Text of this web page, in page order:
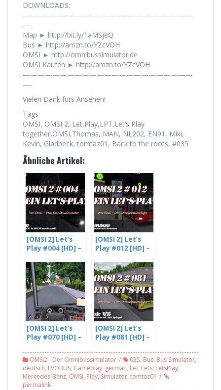
DOWNLOADS:
———————————————————————
—-
Map ► http://bit.ly/1aMSj8Q
Bus ► http://amzn.to/YZcVOH
OMSI ► http://omnibussimulator.de
OMSI Kaufen ► http://amzn.to/YZcVOH
———————————————————————
—-
Vielen Dank fürs Ansehen!
Tags:
OMSI, OMSI 2, Let,Play,LPT,Let’s Play
together,OMSI,Thomas, MAN, NL202, EN91, Miki,
Kevin, Gladbeck, tomtaz01, Back to the roots, #035
Ähnliche Artikel:
[OMSI 2] Let’s
Play #004 [HD] –
einem neuen
ZF5HP500
Getriebe (1/3) –
mit Freddy LP
[OMSI 2] Let’s
Play #012 [HD] –
wir kommen –
mit Freddy LP
(1/3)
[OMSI 2] Let’s
Play #070 [HD] –
Linie 76 mit
neuen Citaro C2
| Bremen Nord
[BETA]
[OMSI 2] Let’s
Play #081 [HD] –
ab, der Spiegel |
Gladbeck v5
OMSI2 - Der Omnibussimulator 035, Bus, Bus Simulator,
deutsch, EVOBUS, Gameplay, german, Let, Lets, LetsPlay,
Mercedes-Benz, OMSI, Play, Simulator, tomtaz01
permalink